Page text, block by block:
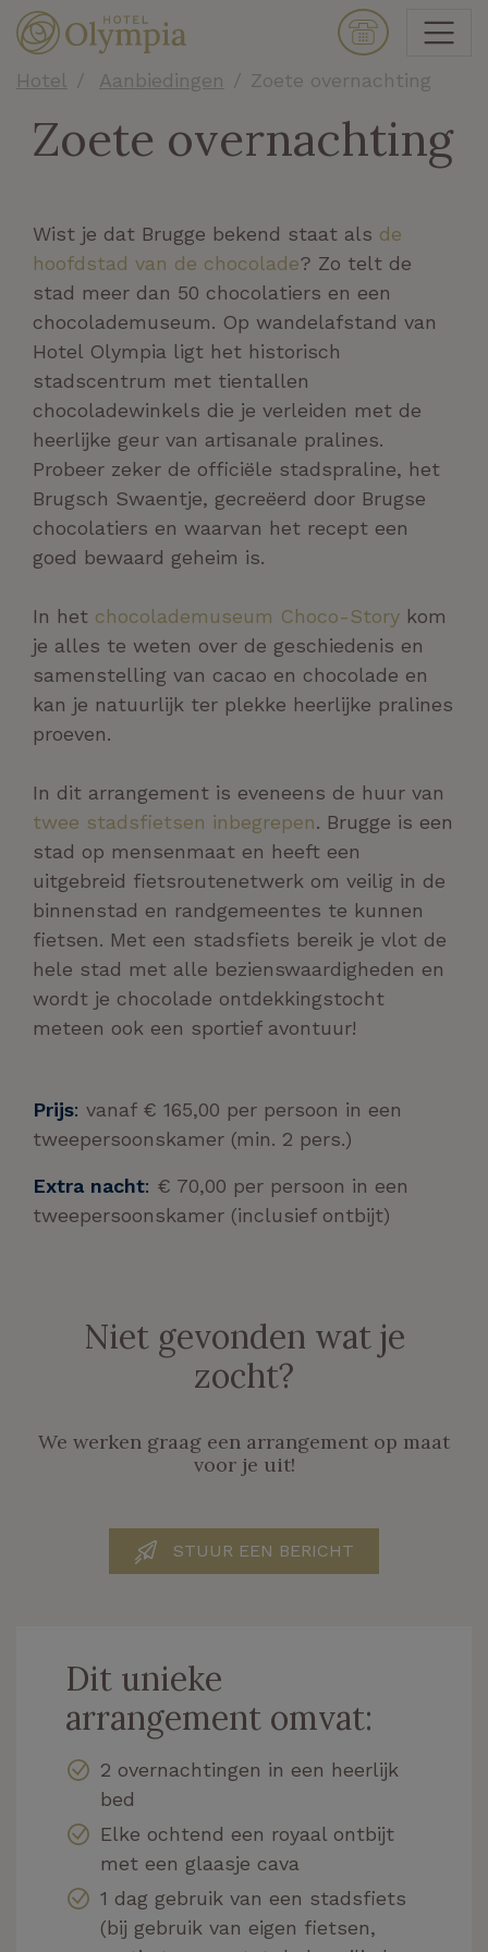
Hotel Aanbiedingen Zoete overnachting
Zoete overnachting
Wist je dat Brugge bekend staat als de
hoofdstad van de chocolade? Zo telt de
stad meer dan 50 chocolatiers en een
chocolademuseum. Op wandelafstand van
Hotel Olympia ligt het historisch
stadscentrum met tientallen
chocoladewinkels die je verleiden met de
heerlijke geur van artisanale pralines.
Probeer zeker de officiële stadspraline, het
Brugsch Swaentje, gecreëerd door Brugse
chocolatiers en waarvan het recept een
goed bewaard geheim is.
In het chocolademuseum Choco-Story kom
je alles te weten over de geschiedenis en
samenstelling van cacao en chocolade en
kan je natuurlijk ter plekke heerlijke pralines
proeven.
In dit arrangement is eveneens de huur van
twee stadsfietsen inbegrepen. Brugge is een
stad op mensenmaat en heeft een
uitgebreid fietsroutenetwerk om veilig in de
binnenstad en randgemeentes te kunnen
fietsen. Met een stadsfiets bereik je vlot de
hele stad met alle bezienswaardigheden en
wordt je chocolade ontdekkingstocht
meteen ook een sportief avontuur!
Prijs: vanaf € 165,00 per persoon in een
tweepersoonskamer (min. 2 pers.)
Extra nacht: € 70,00 per persoon in een
tweepersoonskamer (inclusief ontbijt)
Niet gevonden wat je
zocht?
We werken graag een arrangement op maat
voor je uit!
STUUR EEN BERICHT
Dit unieke
arrangement omvat:
2 overnachtingen in een heerlijk
bed
Elke ochtend een royaal ontbijt
met een glaasje cava
1 dag gebruik van een stadsfiets
(bij gebruik van eigen fietsen,